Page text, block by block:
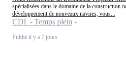
spécialisées dans le domaine de la construction
développement de nouveaux navires, vous...
CDI - Temps plein
Publié il y a 7 jours